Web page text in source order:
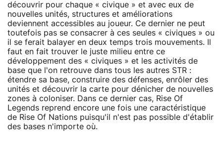
découvrir pour chaque « civique » et avec eux de
nouvelles unités, structures et améliorations
deviennent accessibles au joueur. Ce dernier ne peut
toutefois pas se consacrer à ces seules « civiques » ou
il se ferait balayer en deux temps trois mouvements. Il
faut en fait trouver le juste milieu entre ce
développement des « civiques » et les activités de
base que l'on retrouve dans tous les autres STR :
étendre sa base, construire des défenses, enrôler des
unités et découvrir la carte pour dénicher de nouvelles
zones à coloniser. Dans ce dernier cas, Rise Of
Legends reprend encore une fois une caractéristique
de Rise Of Nations puisqu'il n'est pas possible d'établir
des bases n'importe où.